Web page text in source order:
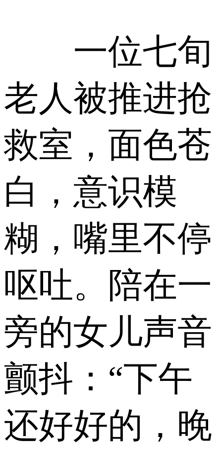
一位七旬
老人被推进抢
救室，面色苍
白，意识模
糊，嘴里不停
呕吐。陪在一
旁的女儿声音
颤抖：“下午
还好好的，晚